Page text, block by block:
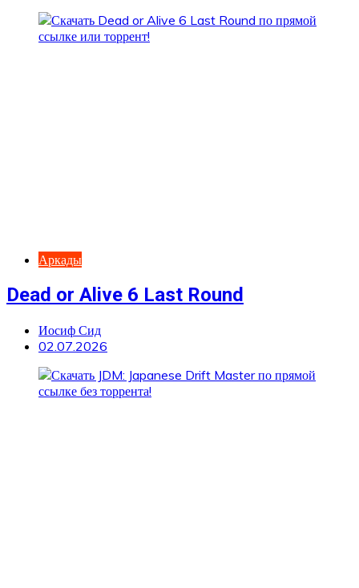
Аркады
Dead or Alive 6 Last Round
Иосиф Сид
02.07.2026